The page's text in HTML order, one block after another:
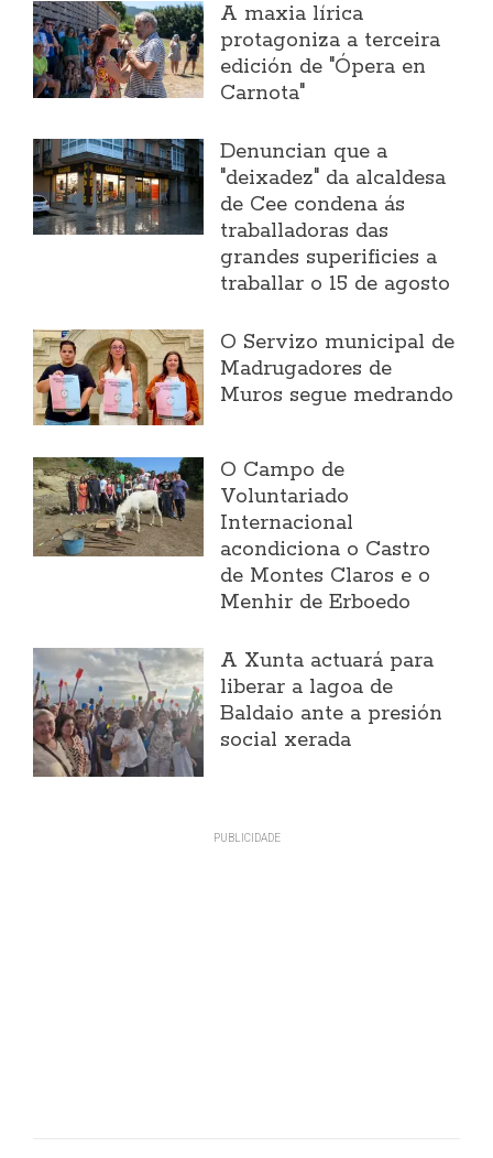
A maxia lírica
protagoniza a terceira
edición de "Ópera en
Carnota"
Denuncian que a
"deixadez" da alcaldesa
de Cee condena ás
traballadoras das
grandes superificies a
traballar o 15 de agosto
O Servizo municipal de
Madrugadores de
Muros segue medrando
O Campo de
Voluntariado
Internacional
acondiciona o Castro
de Montes Claros e o
Menhir de Erboedo
A Xunta actuará para
liberar a lagoa de
Baldaio ante a presión
social xerada